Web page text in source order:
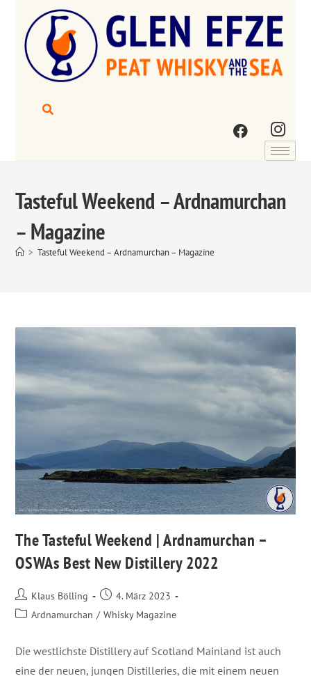
Tasteful Weekend – Ardnamurchan
– Magazine
> Tasteful Weekend – Ardnamurchan – Magazine
The Tasteful Weekend | Ardnamurchan –
OSWAs Best New Distillery 2022
Klaus Bölling
4. März 2023
Ardnamurchan / Whisky Magazine
Die westlichste Distillery auf Scotland Mainland ist auch
eine der neuen, jungen Distilleries, die mit einem neuen